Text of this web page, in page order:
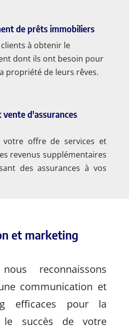
de prêts immobiliers
à obtenir le
dont ils ont besoin pour
propriété de leurs rêves.
vente d'assurances
votre offre de services et
revenus supplémentaires
des assurances à vos
et marketing
reconnaissons
communication et
efficaces pour la
le succès de votre